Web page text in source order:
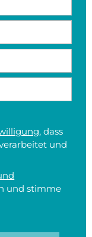
, dass
und
und stimme